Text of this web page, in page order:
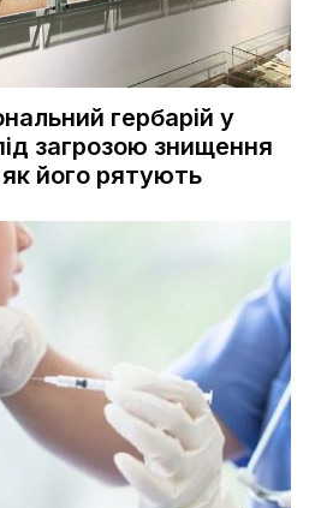
гербарій у
загрозою знищення
його рятують